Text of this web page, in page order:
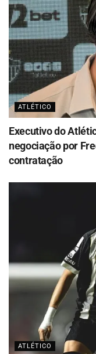
ATLÉTICO
Executivo do
negociação por
contratação
ATLÉTICO